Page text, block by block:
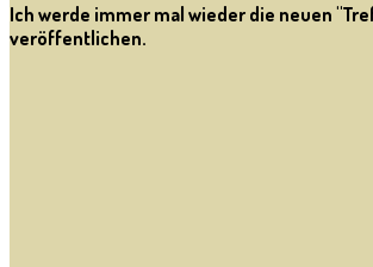
Ich werde immer mal wieder die neuen
veröffentlichen.